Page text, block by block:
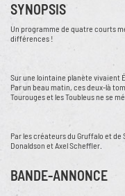
SYNOPSIS
Un programme de quatre courts
différences !
Sur une lointaine planète vivaient
Par un beau matin, ces deux-là
Tourouges et les Toubleus ne se
Par les créateurs du Gruffalo et
Donaldson et Axel Scheffler.
BANDE-ANNONCE